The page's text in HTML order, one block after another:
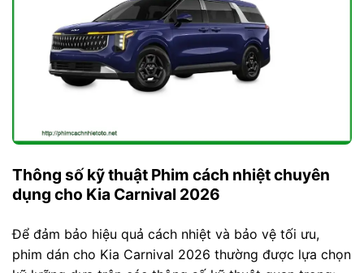
Thông số kỹ thuật Phim cách nhiệt chuyên
dụng cho Kia Carnival 2026
Để đảm bảo hiệu quả cách nhiệt và bảo vệ tối ưu,
phim dán cho Kia Carnival 2026 thường được lựa chọn